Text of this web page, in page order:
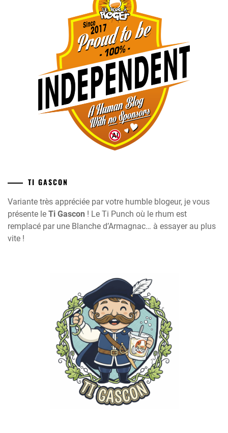
TI GASCON
Variante très appréciée par votre humble blogeur, je vous
présente le Ti Gascon ! Le Ti Punch où le rhum est
remplacé par une Blanche d’Armagnac… à essayer au plus
vite !